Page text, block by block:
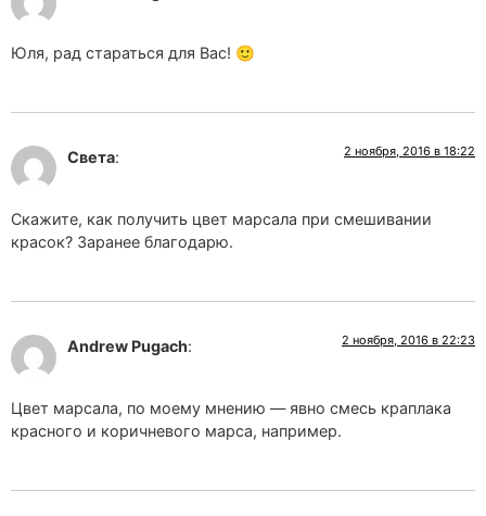
Юля, рад стараться для Вас! 🙂
Света: 2 ноября, 2016 в 18:22
Скажите, как получить цвет марсала при смешивании
красок? Заранее благодарю.
Andrew Pugach: 2 ноября, 2016 в 22:23
Цвет марсала, по моему мнению — явно смесь краплака
красного и коричневого марса, например.